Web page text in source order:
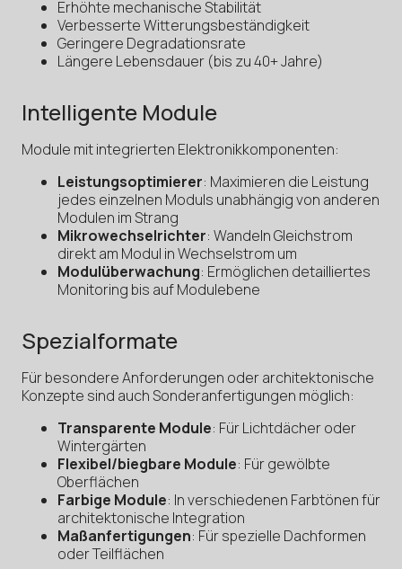
Erhöhte mechanische Stabilität
Verbesserte Witterungsbeständigkeit
Geringere Degradationsrate
Längere Lebensdauer (bis zu 40+ Jahre)
Intelligente Module
Module mit integrierten Elektronikkomponenten:
Leistungsoptimierer: Maximieren die Leistung
jedes einzelnen Moduls unabhängig von anderen
Modulen im Strang
Mikrowechselrichter: Wandeln Gleichstrom
direkt am Modul in Wechselstrom um
Modulüberwachung: Ermöglichen detailliertes
Monitoring bis auf Modulebene
Spezialformate
Für besondere Anforderungen oder architektonische
Konzepte sind auch Sonderanfertigungen möglich:
Transparente Module: Für Lichtdächer oder
Wintergärten
Flexibel/biegbare Module: Für gewölbte
Oberflächen
Farbige Module: In verschiedenen Farbtönen für
architektonische Integration
Maßanfertigungen: Für spezielle Dachformen
oder Teilflächen